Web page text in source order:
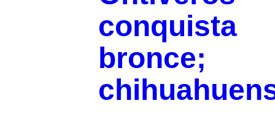
conquista
bronce;